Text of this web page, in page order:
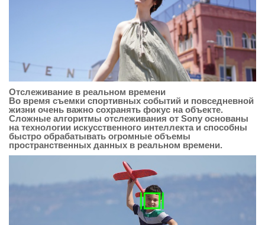
Отслеживание в реальном времени
Во время съемки спортивных событий и повседневной
жизни очень важно сохранять фокус на объекте.
Сложные алгоритмы отслеживания от Sony основаны
на технологии искусственного интеллекта и способны
быстро обрабатывать огромные объемы
пространственных данных в реальном времени.